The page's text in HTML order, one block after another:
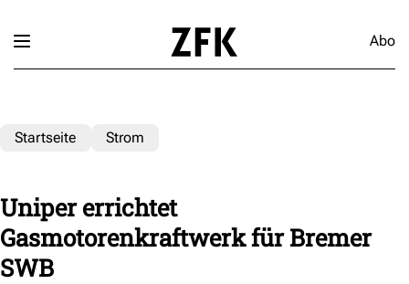
Abo
Startseite Strom
Uniper errichtet
Gasmotorenkraftwerk für Bremer
SWB